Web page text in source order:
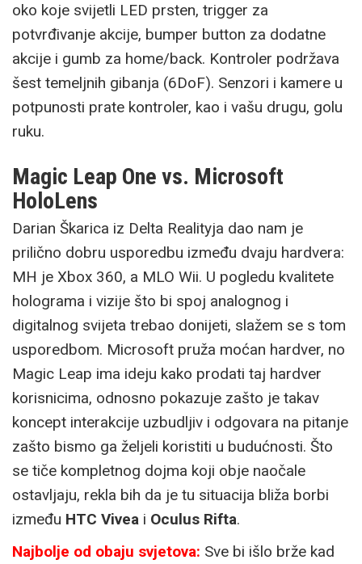
oko koje svijetli LED prsten, trigger za
potvrđivanje akcije, bumper button za dodatne
akcije i gumb za home/back. Kontroler podržava
šest temeljnih gibanja (6DoF). Senzori i kamere u
potpunosti prate kontroler, kao i vašu drugu, golu
ruku.
Magic Leap One vs. Microsoft
HoloLens
Darian Škarica iz Delta Realityja dao nam je
prilično dobru usporedbu između dvaju hardvera:
MH je Xbox 360, a MLO Wii. U pogledu kvalitete
holograma i vizije što bi spoj analognog i
digitalnog svijeta trebao donijeti, slažem se s tom
usporedbom. Microsoft pruža moćan hardver, no
Magic Leap ima ideju kako prodati taj hardver
korisnicima, odnosno pokazuje zašto je takav
koncept interakcije uzbudljiv i odgovara na pitanje
zašto bismo ga željeli koristiti u budućnosti. Što
se tiče kompletnog dojma koji obje naočale
ostavljaju, rekla bih da je tu situacija bliža borbi
između HTC Vivea i Oculus Rifta.
Najbolje od obaju svjetova: Sve bi išlo brže kad